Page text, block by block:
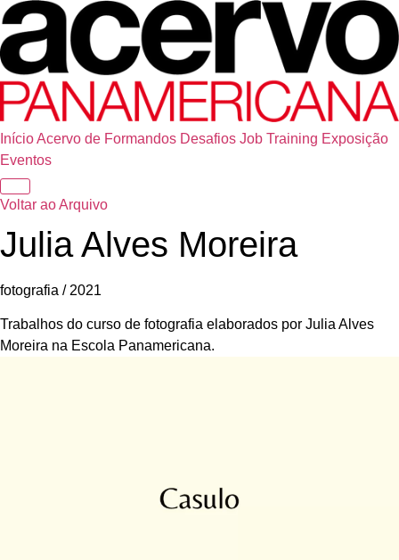
InícioAcervo de Formandos Desafios Job Training Exposição
Eventos
Voltar ao Arquivo
Julia Alves Moreira
fotografia / 2021
Trabalhos do curso de fotografia elaborados por Julia Alves
Moreira na Escola Panamericana.